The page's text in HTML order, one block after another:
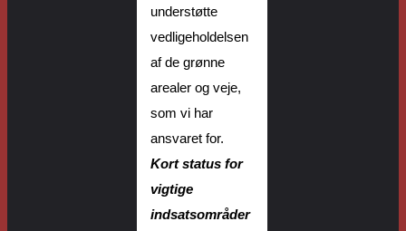
understøtte
vedligeholdelsen
afde grønne
arealer og veje,
som vi har
ansvaretfor.
Kort status for
vigtige
indsatsområder